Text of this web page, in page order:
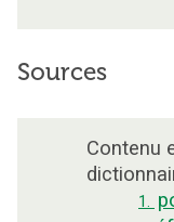
Sources
Contenu
1.